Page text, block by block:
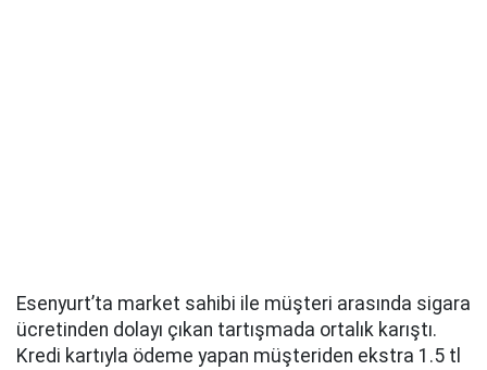
Esenyurt’ta market sahibi ile müşteri arasında sigara
ücretinden dolayı çıkan tartışmada ortalık karıştı.
Kredi kartıyla ödeme yapan müşteriden ekstra 1.5 tl